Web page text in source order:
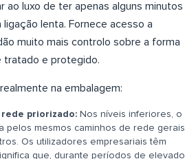
ao luxo de ter apenas alguns minutos
lenta. Fornece acesso a
muito mais controlo sobre a forma
tratado e protegido.
na embalagem:
priorizado: Nos níveis inferiores, o
pelos mesmos caminhos de rede gerais
Os utilizadores empresariais têm
que, durante períodos de elevado